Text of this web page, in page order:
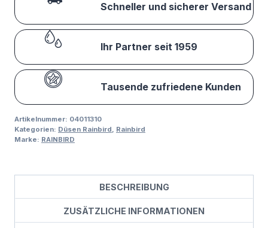
Schneller und sicherer Versand
Ihr Partner seit 1959
Tausende zufriedene Kunden
Artikelnummer: 04011310
Kategorien: Düsen Rainbird, Rainbird
Marke: RAINBIRD
BESCHREIBUNG
ZUSÄTZLICHE INFORMATIONEN